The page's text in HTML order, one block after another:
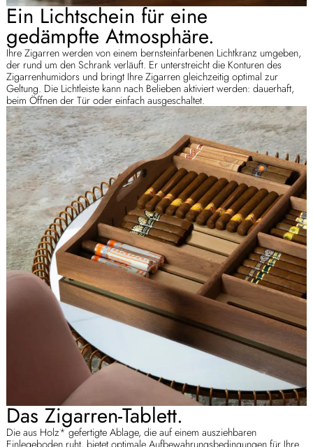
Ein Lichtschein für eine
gedämpfte Atmosphäre.
Ihre Zigarren werden von einem bernsteinfarbenen Lichtkranz umgeben,
der rund um den Schrank verläuft. Er unterstreicht die Konturen des
Zigarrenhumidors und bringt Ihre Zigarren gleichzeitig optimal zur
Geltung. Die Lichtleiste kann nach Belieben aktiviert werden: dauerhaft,
beim Öffnen der Tür oder einfach ausgeschaltet.
Das Zigarren-Tablett.
Die aus Holz* gefertigte Ablage, die auf einem ausziehbaren
Einlegeboden ruht, bietet optimale Aufbewahrungsbedingungen für Ihre